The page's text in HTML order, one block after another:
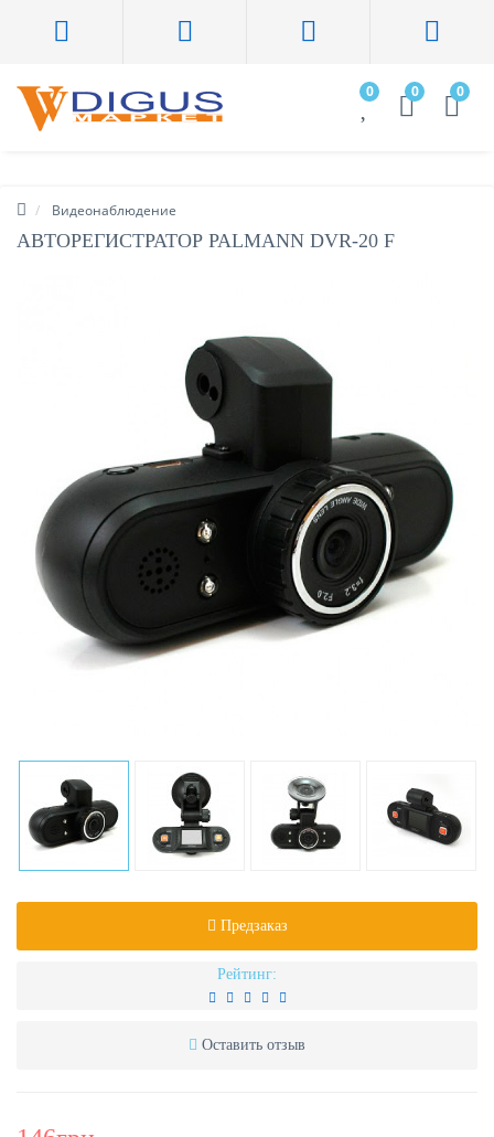
0 0 0
Видеонаблюдение
АВТОРЕГИСТРАТОР PALMANN DVR-20 F
Предзаказ
Рейтинг:
Оставить отзыв